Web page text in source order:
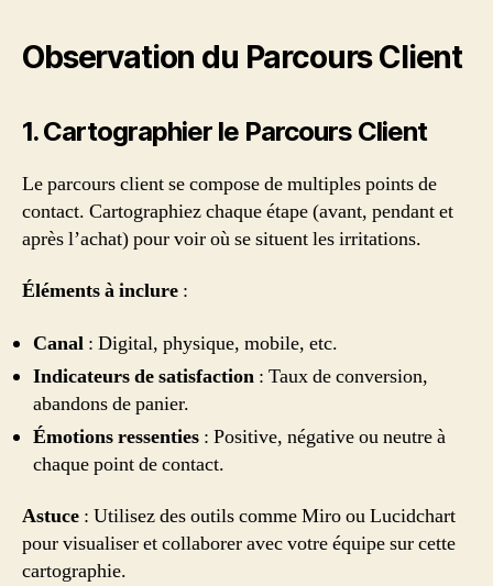
Observation du Parcours Client
1. Cartographier le Parcours Client
Le parcours client se compose de multiples points de
contact. Cartographiez chaque étape (avant, pendant et
après l’achat) pour voir où se situent les irritations.
Éléments à inclure :
Canal : Digital, physique, mobile, etc.
Indicateurs de satisfaction : Taux de conversion,
abandons de panier.
Émotions ressenties : Positive, négative ou neutre à
chaque point de contact.
Astuce : Utilisez des outils comme Miro ou Lucidchart
pour visualiser et collaborer avec votre équipe sur cette
cartographie.